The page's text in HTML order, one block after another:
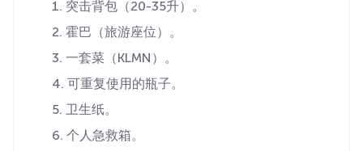
突击背包（20-35升）。
霍巴（旅游座位）。
一套菜（KLMN）。
可重复使用的瓶子。
卫生纸。
个人急救箱。